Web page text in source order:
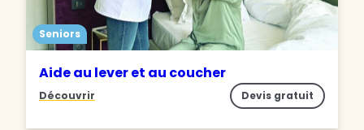
Seniors
Aide au lever et au coucher
Découvrir Devis gratuit